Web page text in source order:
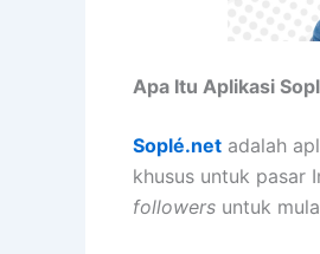
Apa Itu Aplikasi
Soplé.net adalah
khusus untuk pasar
followers untuk